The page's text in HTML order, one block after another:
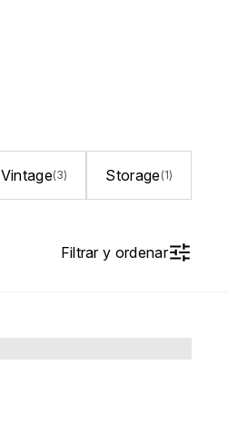
Vintage(3) Storage(1)
Filtrar y ordenar